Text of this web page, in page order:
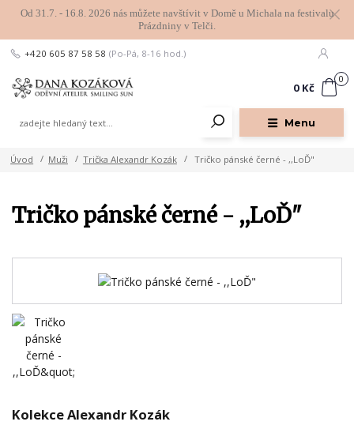
Od 31.7. - 16.8. 2026 nás můžete navštívit v Domě u Michala na festivalu
Prázdniny v Telči.
Menu
+420 605 87 58 58 (Po-Pá, 8-16 hod.)
0
0 Kč
Úvod Muži Trička Alexandr Kozák Tričko pánské černé - ,,LoĎ"
Tričko pánské černé - ,,LoĎ"
Kolekce Alexandr Kozák